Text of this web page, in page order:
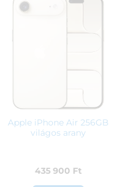
Apple iPhone Air 256GB
világos arany
435 900 Ft